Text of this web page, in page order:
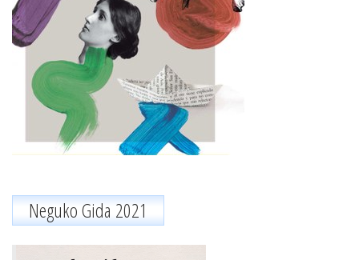
Neguko Gida 2021